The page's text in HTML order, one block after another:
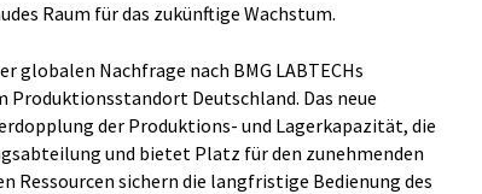
Raum für das zukünftige Wachstum.
globalen Nachfrage nach BMG LABTECHs
Deutschland. Das neue
der Produktions- und Lagerkapazität, die
und bietet Platz für den zunehmenden
Ressourcen sichern die langfristige Bedienung des